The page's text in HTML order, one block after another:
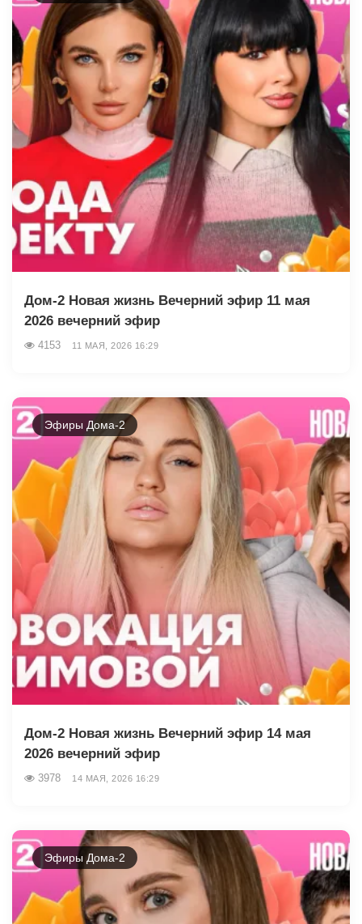
Дом-2 Новая жизнь Вечерний эфир 11 мая
2026 вечерний эфир
4153 11 МАЯ, 2026 16:29
Эфиры Дома-2
Дом-2 Новая жизнь Вечерний эфир 14 мая
2026 вечерний эфир
3978 14 МАЯ, 2026 16:29
Эфиры Дома-2